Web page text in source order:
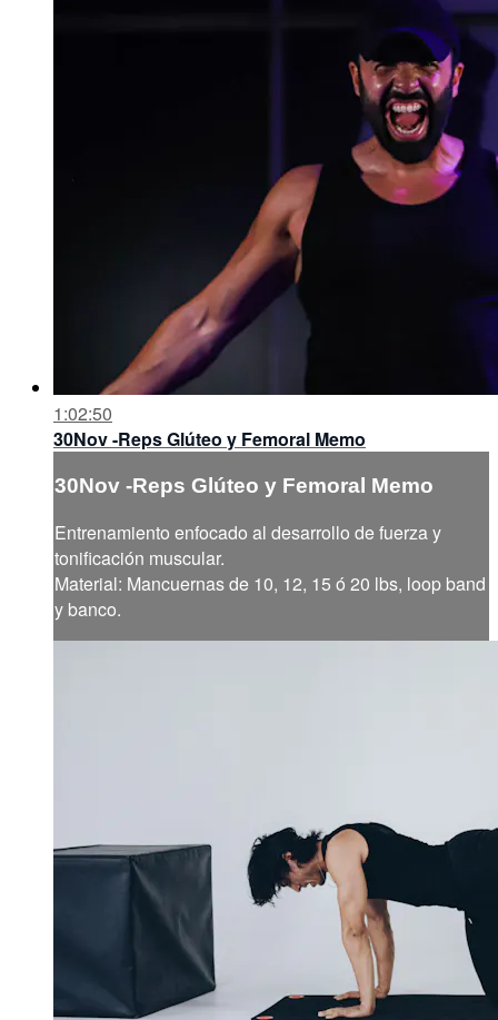
1:02:50
30Nov -Reps Glúteo y Femoral Memo
30Nov -Reps Glúteo y Femoral Memo
Entrenamiento enfocado al desarrollo de fuerza y
tonificación muscular.
Material: Mancuernas de 10, 12, 15 ó 20 lbs, loop band
y banco.